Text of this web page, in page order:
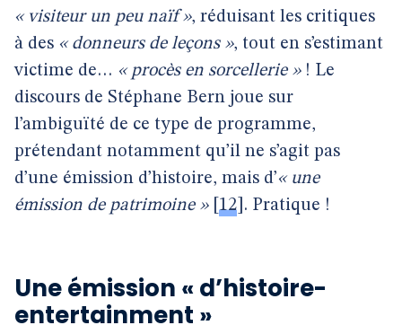
« visiteur un peu naïf », réduisant les critiques
à des « donneurs de leçons », tout en s’estimant
victime de… « procès en sorcellerie »! Le
discours de Stéphane Bern joue sur
l’ambiguïté de ce type de programme,
prétendant notamment qu’il ne s’agit pas
d’une émission d’histoire, mais d’« une
émission de patrimoine »[ 12 . Pratique !
Une émission « d’histoire-
entertainment »